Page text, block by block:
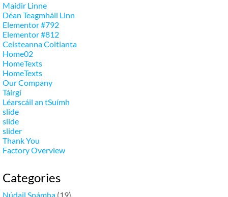
Maidir Linne
Déan Teagmháil Linn
Elementor#792
Elementor#812
Ceisteanna Coitianta
Home02
HomeTexts
HomeTexts
Our Company
Táirgí
Léarscáil an tSuímh
slide
slide
slider
Thank You
Factory Overview
Categories
Núdail Snámha (19)